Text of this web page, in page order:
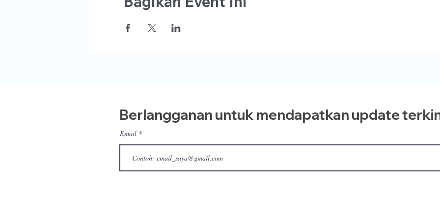
Berlangganan untuk mendapatkan update
Email